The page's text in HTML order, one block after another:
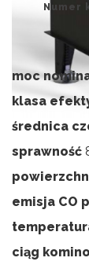
Numer
moc
klasa
średnica
sprawność
emisja CO
ciąg